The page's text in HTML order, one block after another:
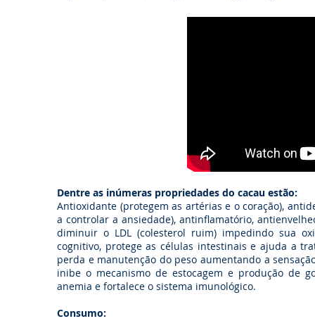
Dentre as inúmeras propriedades do cacau estão:
Antioxidante (protegem as artérias e o coração),
a controlar a ansiedade), antinflamatório,
diminuir o LDL (colesterol ruim) impedindo sua
cognitivo, protege as células intestinais e ajuda a
perda e manutenção do peso aumentando a
inibe o mecanismo de estocagem e produção de
anemia e fortalece o sistema imunológico.
Consumo: